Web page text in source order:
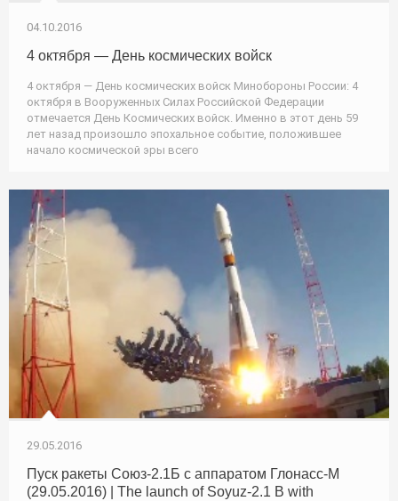
04.10.2016
4 октября — День космических войск
4 октября — День космических войск Минобороны России: 4
октября в Вооруженных Силах Российской Федерации
отмечается День Космических войск. Именно в этот день 59
лет назад произошло эпохальное событие, положившее
начало космической эры всего
29.05.2016
Пуск ракеты Союз-2.1Б с аппаратом Глонасс-М
(29.05.2016) | The launch of Soyuz-2.1 B with